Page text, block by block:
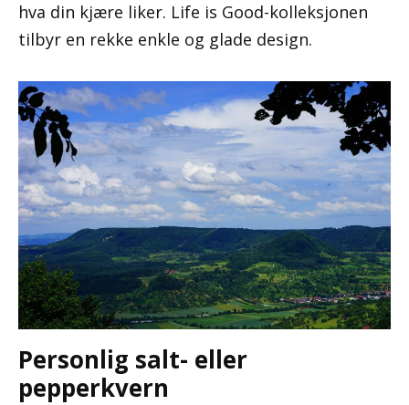
hva din kjære liker. Life is Good-kolleksjonen
tilbyr en rekke enkle og glade design.
Personlig salt- eller
pepperkvern